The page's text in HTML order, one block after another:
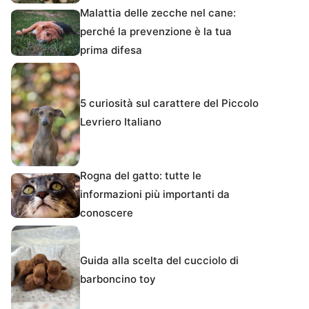
Malattia delle zecche nel cane:
perché la prevenzione è la tua
prima difesa
5 curiosità sul carattere del Piccolo
Levriero Italiano
Rogna del gatto: tutte le
informazioni più importanti da
conoscere
Guida alla scelta del cucciolo di
barboncino toy